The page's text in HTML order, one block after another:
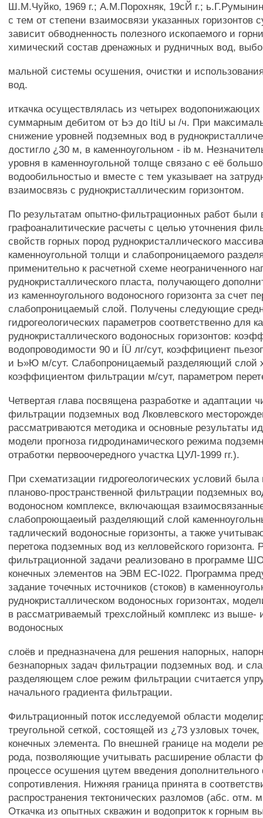
Ш.М.Чуйко, 1969 г.; А.М.Порохняк, 19сЙ г.;
с тем от степени взаимосвязи указанных горизонтов
зависит обводненность полезного ископаемого и
химический состав дренажных и рудничных вод,
мальной системы осушения, очистки и
вод.
иткачка осуществлялась из четырех водопонижаюцих
суммарным дебитом от Ьэ до ItiU ы /ч. При
снижение уровней подземных вод в
достигло ¿30 м, в каменноугольном - ib м.
уровня в каменноугольной толще связано с её
водообильностыо и вместе с тем указывает на
взаимосвязь с руднокристаллическим горизонтом.
По результатам опытно-фильтрационных работ были
графоаналитические расчеты с целью уточнения
свойств горных пород руднокристаллического
каменноугольной толщи и слабопроницаемого
применительно к расчетной схеме неограниченного
руднокристаллического пласта, получающего
из каменноугольного водоносного горизонта за счет
слабопроницаемый слой. Получены следующие
гидрогеологических параметров соответственно для
руднокристаллического водоносных горизонтов:
водопроводимости 90 и ÍÜ лг/сут, коэффициент
и Ь»Ю м/сут. Слабопроницаемый разделяющий слой
коэффициентом фильтрации м/сут, параметром
Четвертая глава посвящена разработке и адаптации
фильтрации подземных вод Лковлевского
рассматриваются методика и основные результаты
модели прогноза гидродинамического режима
отработки первоочередного участка ЦУЛ-1999 гг.).
При схематизации гидрогеологических условий
планово-пространственной фильтрации подземных
водоносном комплексе, включающая
слабопроющаеиый разделяющий слой
тадлический водоносные горизонты, а также
перетока подземных вод из келловейского горизонта.
фильтрационной задачи реализовано в программе
конечных элементов на ЭВМ EC-I022. Программа
задание точечных источников (стоков) в
руднокристаллическом водоносных горизонтах,
в рассматриваемый трехслойный комплекс из выше-
водоносных
слоёв и предназначена для решения напорных,
безнапорных задач фильтрации подземных вод. и
разделяющем слое режим фильтрации считается
начального градиента фильтрации.
Фильтрационный поток исследуемой области
треугольной сеткой, состоящей из ¿73 узловых
конечных элемента. По внешней границе на модели
рода, позволяющие учитывать расширение области
процессе осушения цутем введения
сопротивления. Нижняя граница принята в
распространения тектонических разломов (абс.
Откачка из опытных скважин и водоприток к горным